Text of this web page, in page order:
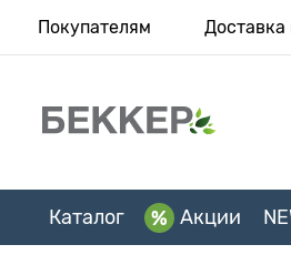
Покупателям Доставка
Каталог Акции